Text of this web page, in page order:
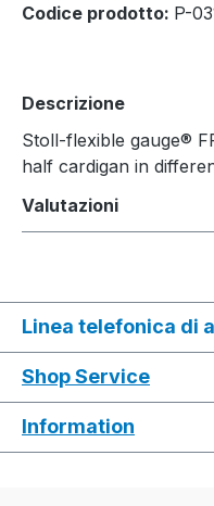
Codice prodotto: P-
Descrizione
Stoll-flexible gauge®
half cardigan in
Valutazioni
Linea telefonica di
Shop Service
Information